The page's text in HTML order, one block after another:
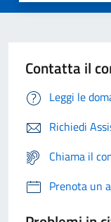
Contatta il
Leggi le
Richiedi
Chiama il
Prenota un